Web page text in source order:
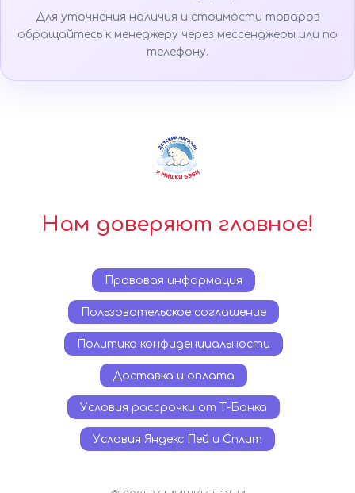
Для уточнения наличия и стоимости товаров
обращайтесь к менеджеру через мессенджеры или по
телефону.
Нам доверяют главное!
Правовая информация
Пользовательское соглашение
Политика конфиденциальности
Доставка и оплата
Условия рассрочки от Т-Банка
Условия Яндекс Пей и Сплит